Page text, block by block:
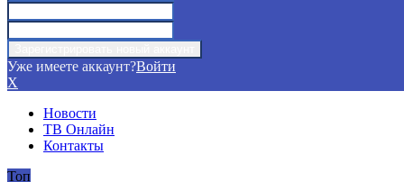
Уже имеете аккаунт?Войти
X
Новости
ТВ Онлайн
Контакты
Топ